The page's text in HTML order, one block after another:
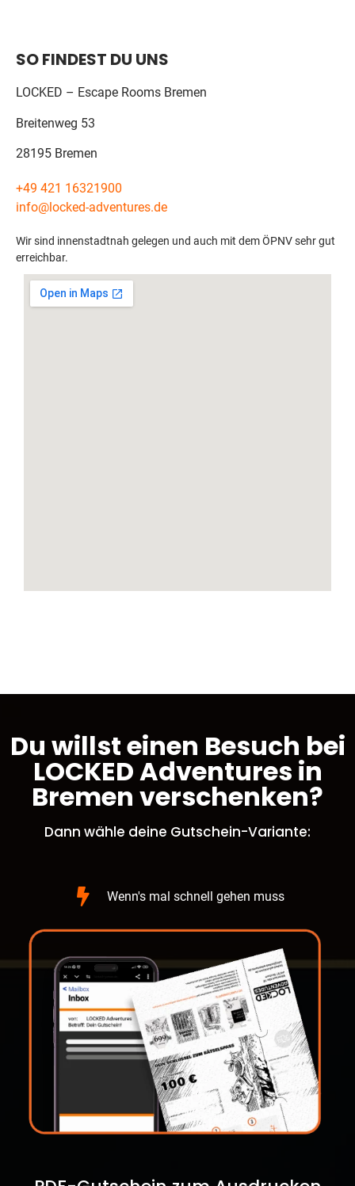
SO FINDEST DU UNS
LOCKED – Escape Rooms Bremen
Breitenweg 53
28195 Bremen
+49 421 16321900
info@locked-adventures.de
Wir sind innenstadtnah gelegen und auch mit dem ÖPNV sehr gut
erreichbar.
Du willst einen Besuch bei
LOCKED Adventures in
Bremen verschenken?
Dann wähle deine Gutschein-Variante:
Wenn's mal schnell gehen muss